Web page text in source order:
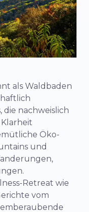
als Waldbaden
die nachweislich
Öko-
und
Retreat wie
vom